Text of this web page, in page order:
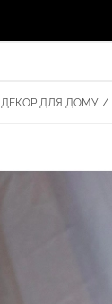
ДЕКОР ДЛЯ ДОМУ /